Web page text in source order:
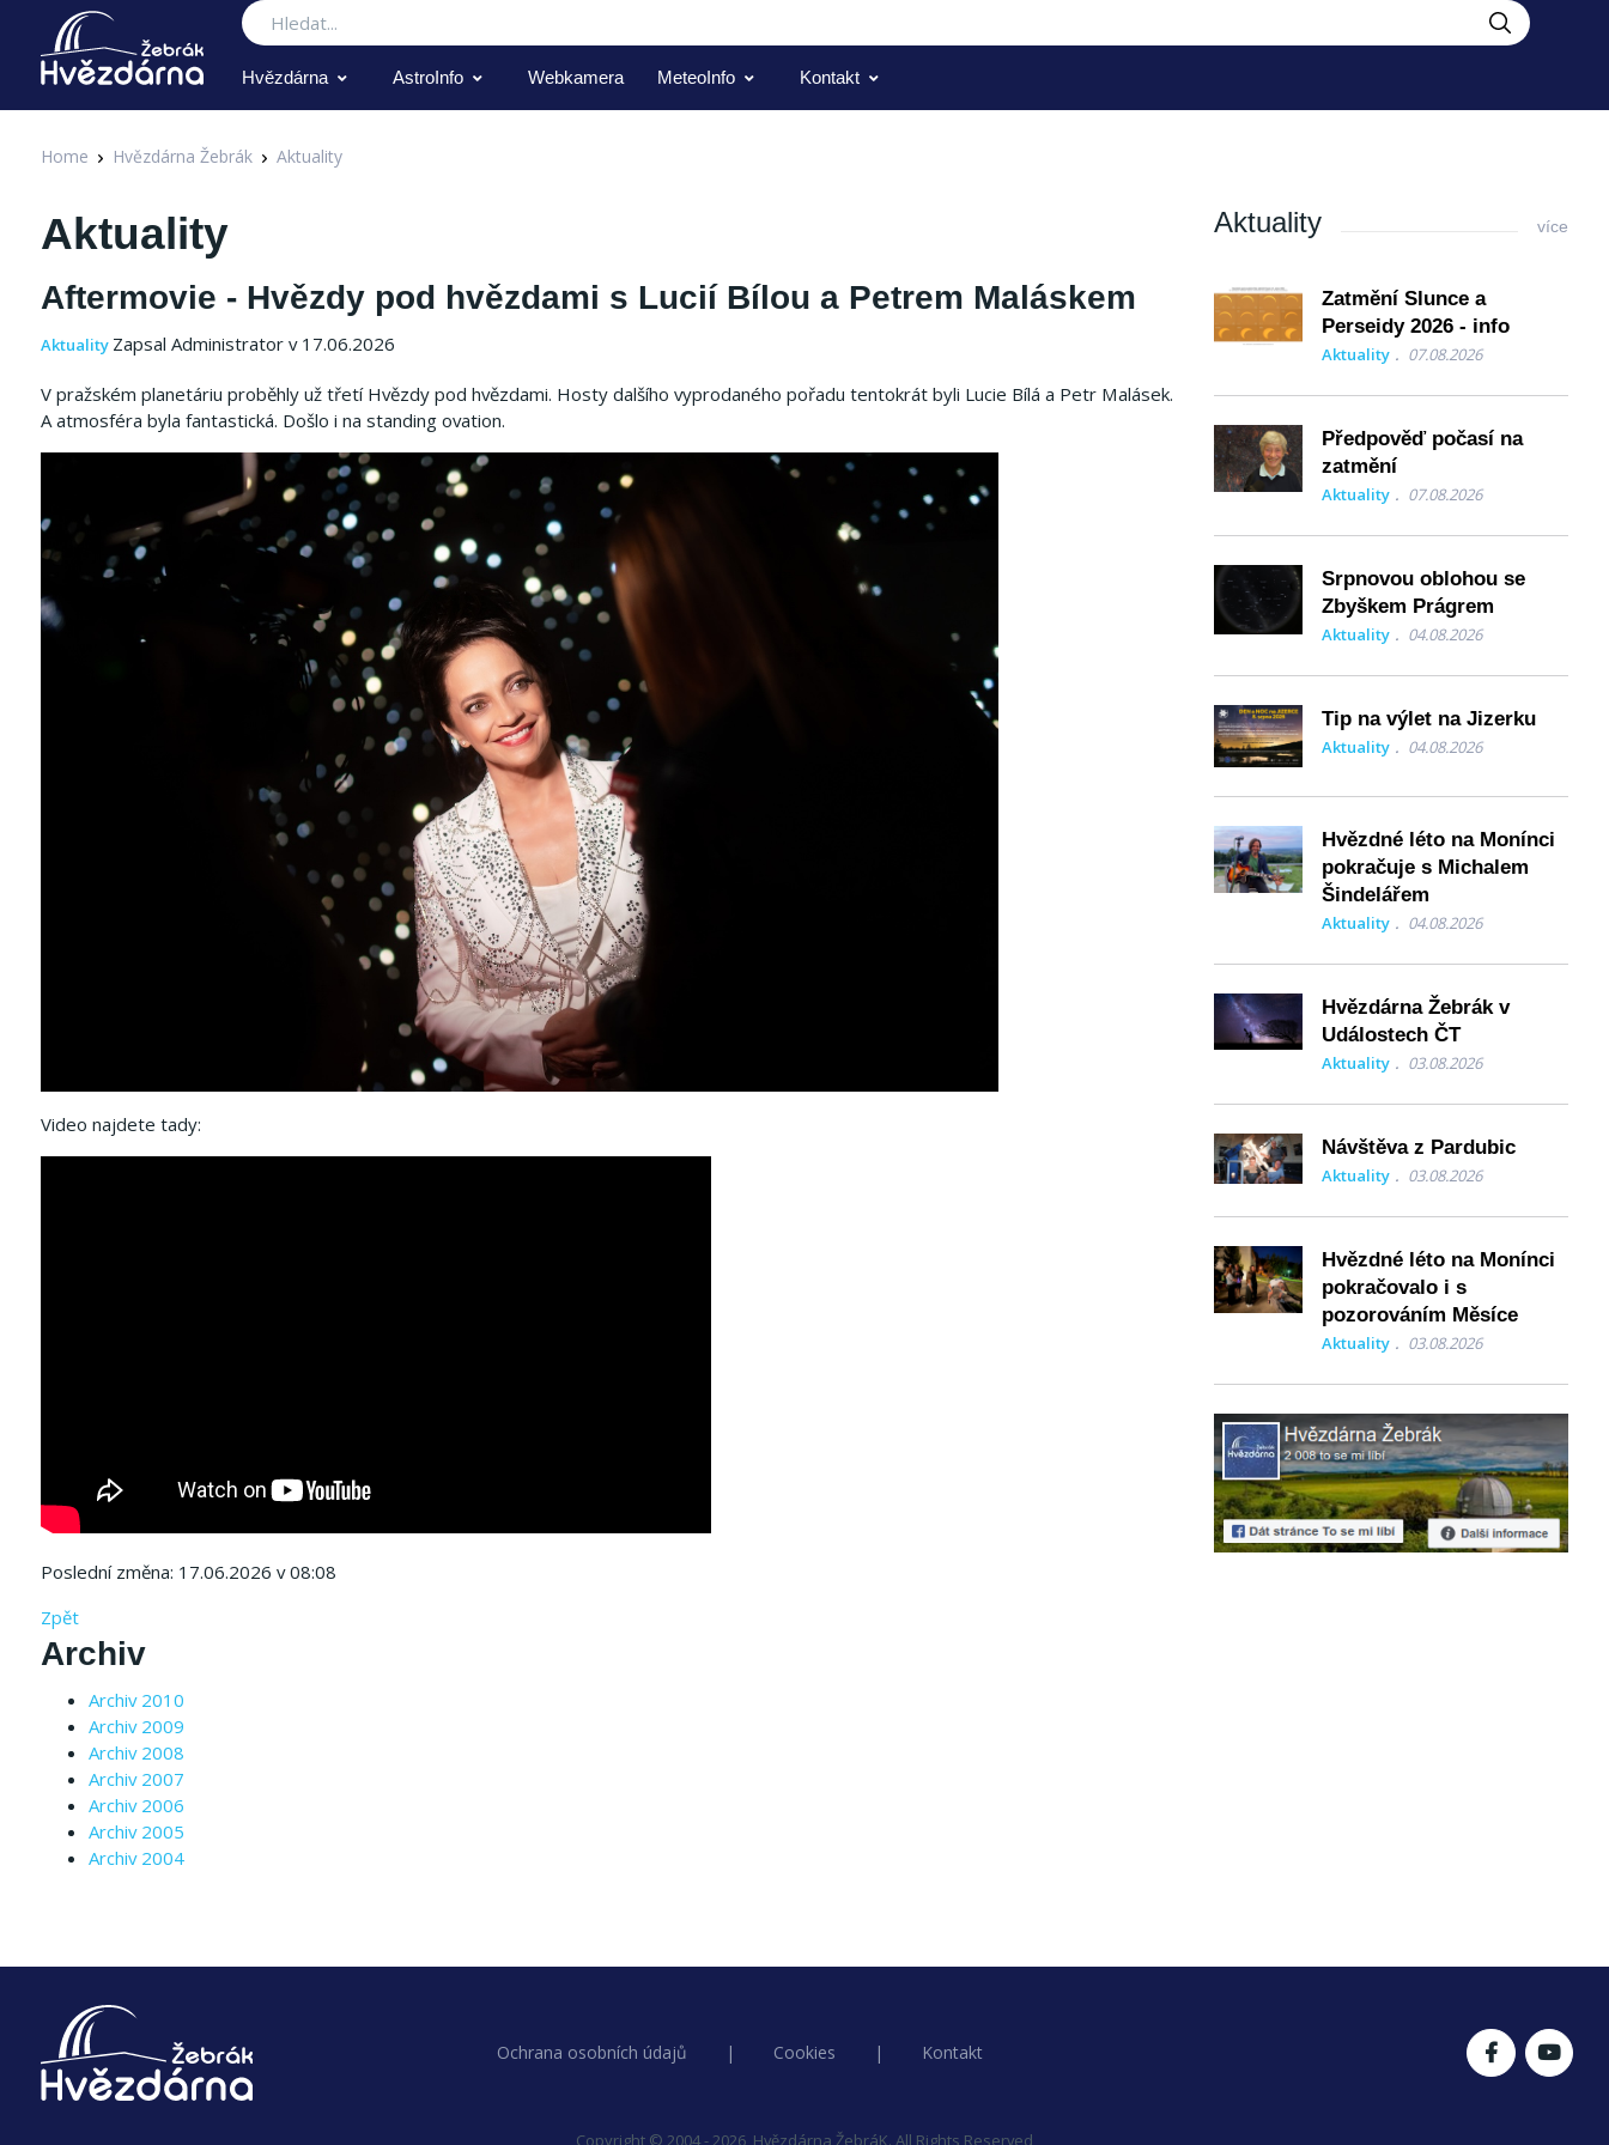
Hledat
Hvězdárna AstroInfo Webkamera MeteoInfo Kontakt
Home Hvězdárna Žebrák Aktuality
Aktuality
Aftermovie - Hvězdy pod hvězdami s Lucií Bílou a Petrem Maláskem
Aktuality Zapsal Administrator v 17.06.2026
V pražském planetáriu proběhly už třetí Hvězdy pod hvězdami. Hosty dalšího vyprodaného pořadu tentokrát byli Lucie Bílá a Petr Malásek.
A atmosféra byla fantastická. Došlo i na standing ovation.
Video najdete tady:
Poslední změna: 17.06.2026 v 08:08
Zpět
Archiv
Archiv 2010
Archiv 2009
Archiv 2008
Archiv 2007
Archiv 2006
Archiv 2005
Archiv 2004
Aktuality více
Zatmění Slunce a
Perseidy 2026 - info
Aktuality 07.08.2026
Předpověď počasí na
zatmění
Aktuality 07.08.2026
Srpnovou oblohou se
Zbyškem Prágrem
Aktuality 04.08.2026
Tip na výlet na Jizerku
Aktuality 04.08.2026
Hvězdné léto na Monínci
pokračuje s Michalem
Šindelářem
Aktuality 04.08.2026
Hvězdárna Žebrák v
Událostech ČT
Aktuality 03.08.2026
Návštěva z Pardubic
Aktuality 03.08.2026
Hvězdné léto na Monínci
pokračovalo i s
pozorováním Měsíce
Aktuality 03.08.2026
Ochrana osobních údajů | Cookies | Kontakt
Copyright © 2004 - 2026, Hvězdárna ŽebráK. All Rights Reserved